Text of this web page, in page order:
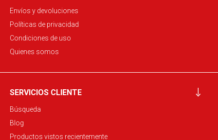
Envíos y devoluciones
Políticas de privacidad
Condiciones de uso
Quienes somos
SERVICIOS CLIENTE
Búsqueda
Blog
Productos vistos recientemente